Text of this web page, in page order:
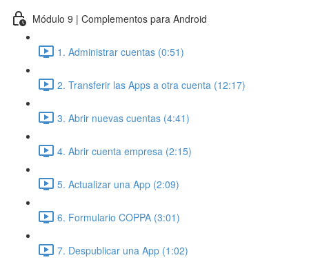
Módulo 9 | Complementos para Android
1. Administrar cuentas (0:51)
2. Transferir las Apps a otra cuenta (12:17)
3. Abrir nuevas cuentas (4:41)
4. Abrir cuenta empresa (2:15)
5. Actualizar una App (2:09)
6. Formulario COPPA (3:01)
7. Despublicar una App (1:02)